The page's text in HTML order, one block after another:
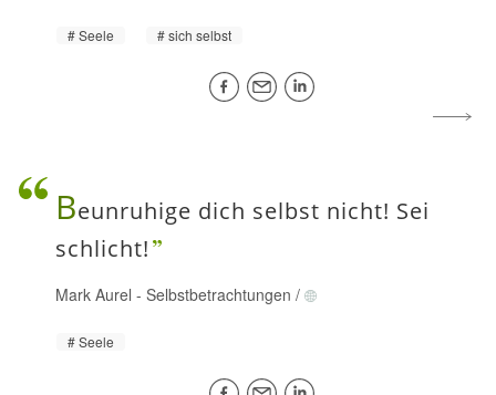
Seele sich selbst
Beunruhige dich selbst nicht! Sei
schlicht!
Mark Aurel - Selbstbetrachtungen /
Seele